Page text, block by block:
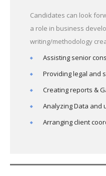
Candidates can look
a role in business
writing/methodology
Assisting senior
Providing legal and
Creating reports &
Analyzing Data and
Arranging client